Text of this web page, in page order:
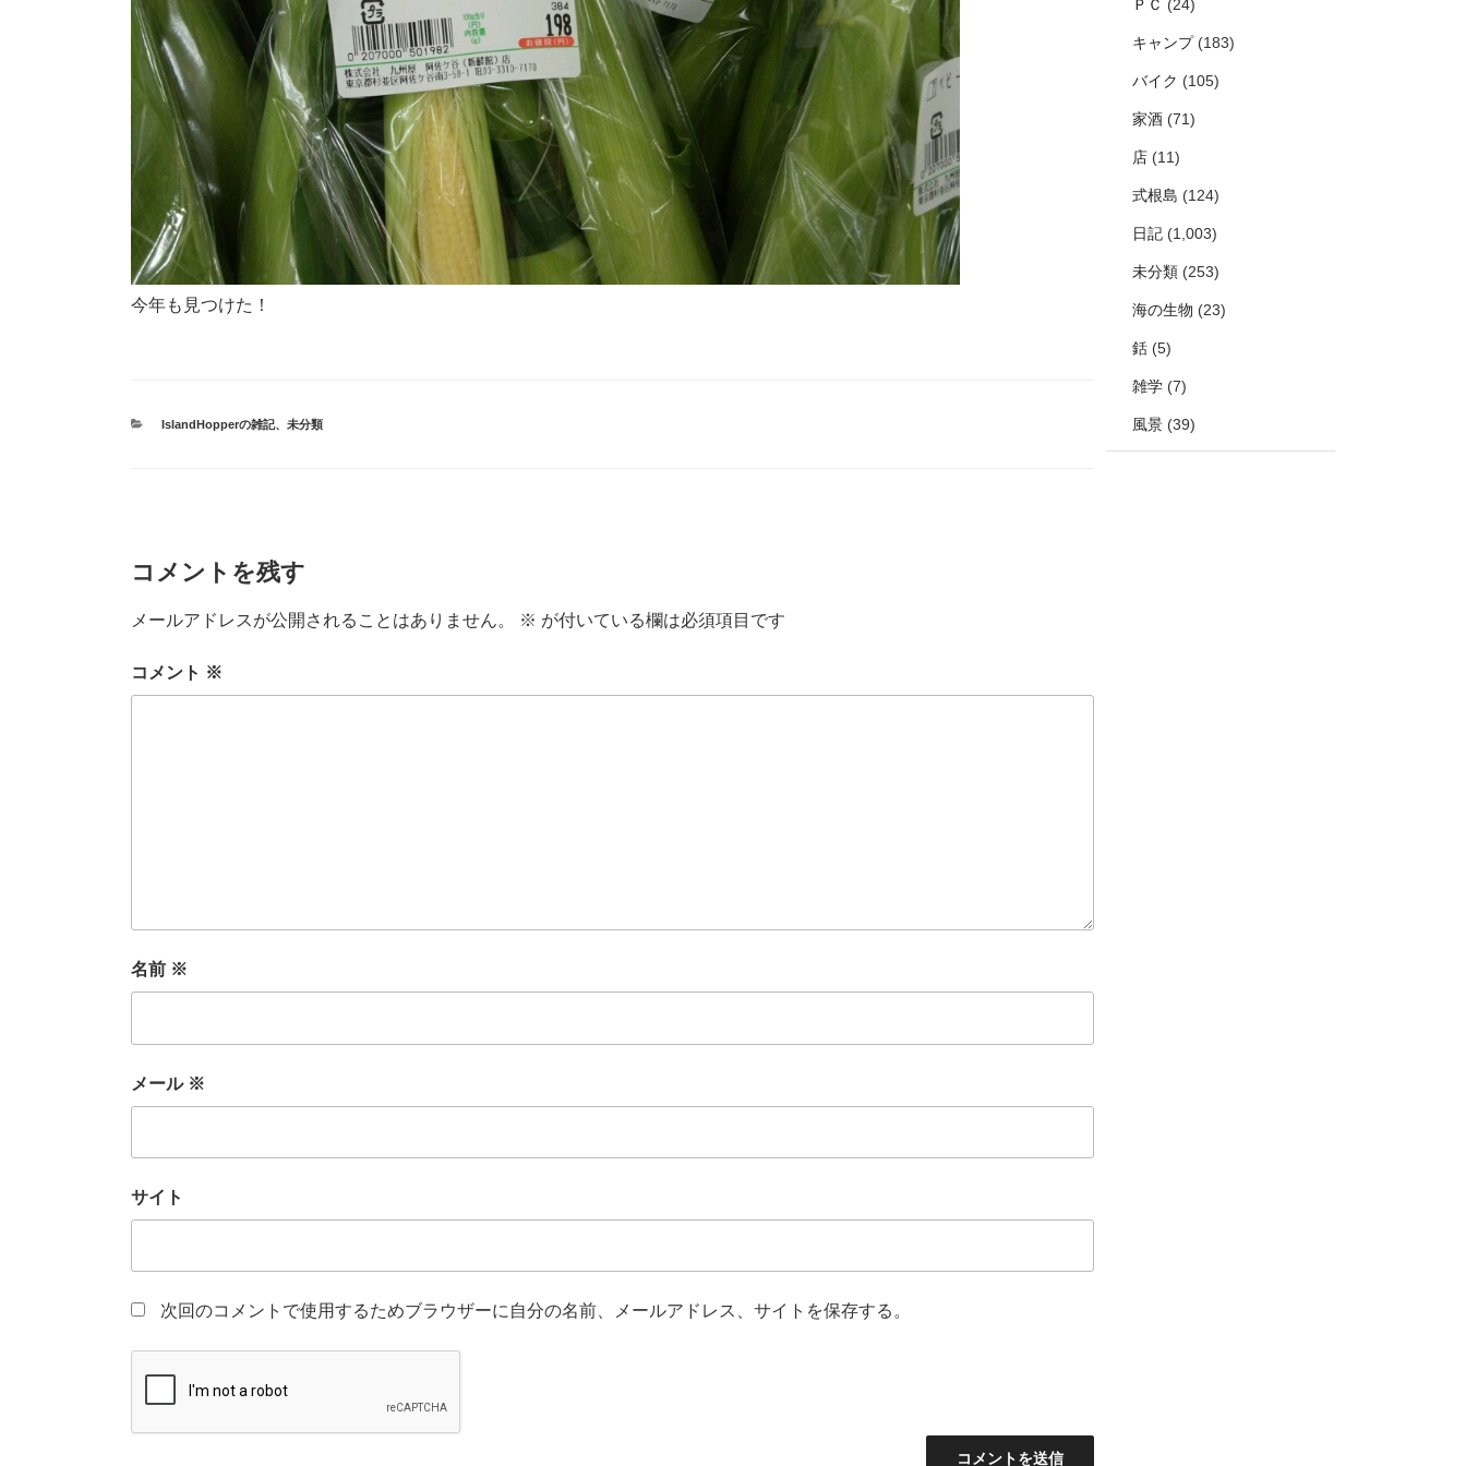
今年も見つけた！
カIslandHopperの雑記、 未分類
コメントを残す
メールアドレスが公開されることはありません。 ※ が付いている欄は必須項目です
コメント ※
名前 ※
メール ※
サイト
次回のコメントで使用するためブラウザーに自分の名前、メールアドレス、サイトを保存する。
ＰＣ (24)
キャンプ(183)
バイク (105)
家酒 (71)
店 (11)
式根島 (124)
日記 (1,003)
未分類 (253)
海の生物 (23)
銛 (5)
雑学 (7)
風景 (39)